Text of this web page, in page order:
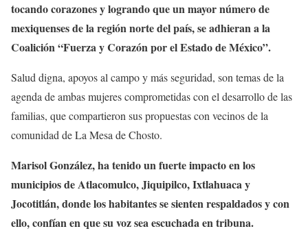
tocando corazones y logrando que un mayor número de
mexiquenses de la región norte del país, se adhieran a la
Coalición “Fuerza y Corazón por el Estado de México”.
Salud digna, apoyos al campo y más seguridad, son temas de la
agenda de ambas mujeres comprometidas con el desarrollo de las
familias, que compartieron sus propuestas con vecinos de la
comunidad de La Mesa de Chosto.
Marisol González, ha tenido un fuerte impacto en los
municipios de Atlacomulco, Jiquipilco, Ixtlahuaca y
Jocotitlán, donde los habitantes se sienten respaldados y con
ello, confían en que su voz sea escuchada en tribuna.